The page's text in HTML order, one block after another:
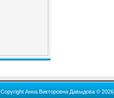
Copyright Анна Викторовна Давыдова © 2026